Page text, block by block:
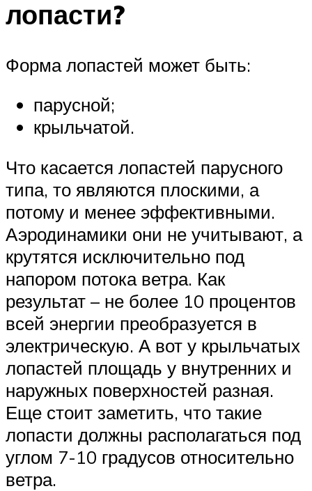
лопасти?
Форма лопастей может быть:
парусной;
крыльчатой.
Что касается лопастей парусного
типа, то являются плоскими, а
потому и менее эффективными.
Аэродинамики они не учитывают, а
крутятся исключительно под
напором потока ветра. Как
результат – не более 10 процентов
всей энергии преобразуется в
электрическую. А вот у крыльчатых
лопастей площадь у внутренних и
наружных поверхностей разная.
Еще стоит заметить, что такие
лопасти должны располагаться под
углом 7-10 градусов относительно
ветра.